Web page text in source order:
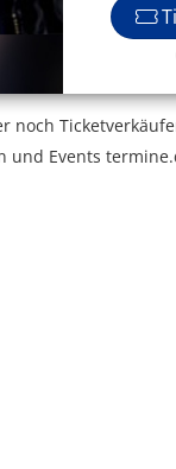
noch
und Events